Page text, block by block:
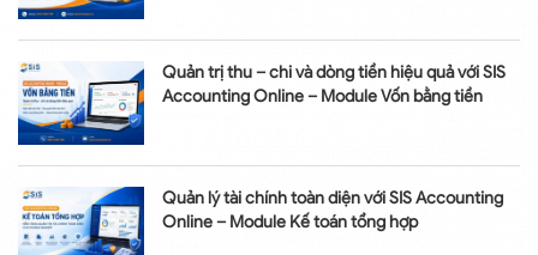
Quản trị thu – chi và dòng tiền hiệu quả với SIS
Accounting Online – Module Vốn bằng tiền
Quản lý tài chính toàn diện với SIS Accounting
Online – Module Kế toán tổng hợp